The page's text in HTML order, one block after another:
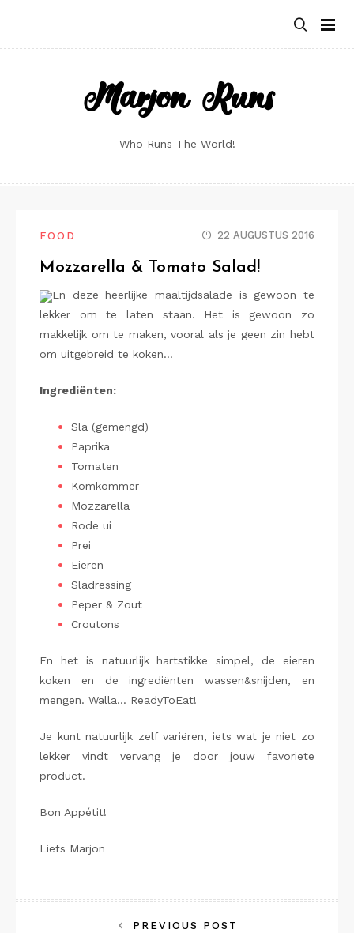
content
Marjon Runs
Who Runs The World!
FOOD 22 AUGUSTUS 2016
Mozzarella & Tomato Salad!
En deze heerlijke maaltijdsalade is gewoon te
lekker om te laten staan. Het is gewoon zo
makkelijk om te maken, vooral als je geen zin hebt
om uitgebreid te koken…
Ingrediënten:
Sla (gemengd)
Paprika
Tomaten
Komkommer
Mozzarella
Rode ui
Prei
Eieren
Sladressing
Peper & Zout
Croutons
En het is natuurlijk hartstikke simpel, de eieren
koken en de ingrediënten wassen&snijden, en
mengen. Walla… ReadyToEat!
Je kunt natuurlijk zelf variëren, iets wat je niet zo
lekker vindt vervang je door jouw favoriete
product.
Bon Appétit!
Liefs Marjon
PREVIOUS POST